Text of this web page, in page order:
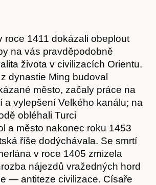
Časopis
roce 1411 dokázali obeplout
na vás pravděpodobně
života v civilizacích Orientu.
dynastie Ming budoval
město, začaly práce na
a vylepšení Velkého kanálu; na
obléhali Turci
a město nakonec roku 1453
říše dodýchávala. Se smrtí
v roce 1405 zmizela
nájezdů vražedných hord
— antiteze civilizace. Císaře